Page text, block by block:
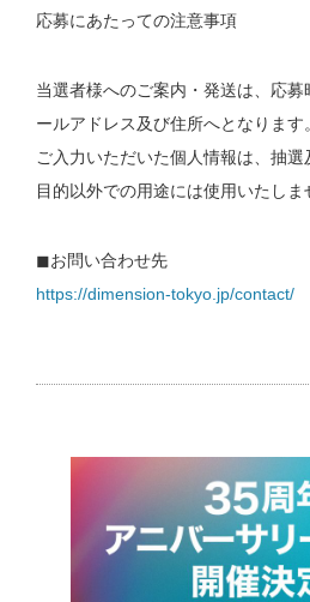
応募にあたっての注意事項
当選者様へのご案内・発送は、応
ールアドレス及び住所へとなります。
ご入力いただいた個人情報は、抽
目的以外での用途には使用いたしま
◼︎お問い合わせ先
https://dimension-tokyo.jp/contact/